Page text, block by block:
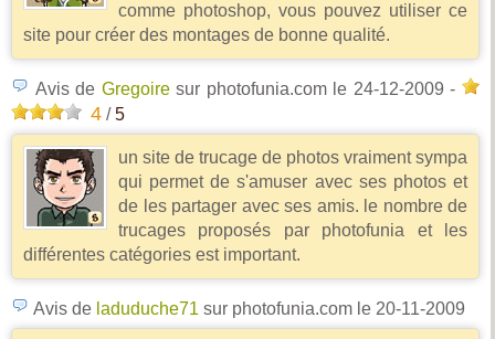
comme photoshop, vous pouvez utiliser ce
site pour créer des montages de bonne qualité.
Avis de Gregoiresur photofunia.comle 24-12-2009 -
4 /5
un site de trucage de photos vraiment sympa
qui permet de s'amuser avec ses photos et
de les partager avec ses amis. le nombre de
trucages proposés par photofunia et les
différentes catégories est important.
Avis de laduduche71 sur photofunia.com le 20-11-2009